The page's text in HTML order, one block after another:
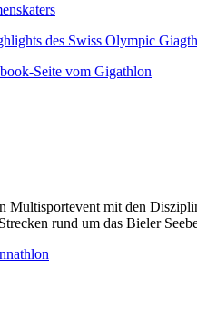
des Swiss Olympic
Seite vom Gigathlon
Multisportevent mit den
rund um das Bieler